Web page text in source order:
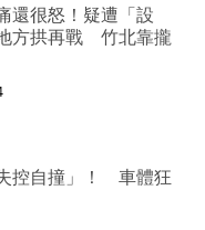
還很怒！疑遭「設
方拱再戰 竹北靠攏
控自撞」！ 車體狂